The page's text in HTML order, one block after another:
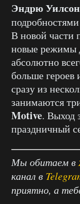
Эндрю Уилсон
В новой части
новые режимы
абсолютно
больше
сразу из
занимаются
Motive. Выход
праздничный
Мы обитаем в
канал в
приятно, а